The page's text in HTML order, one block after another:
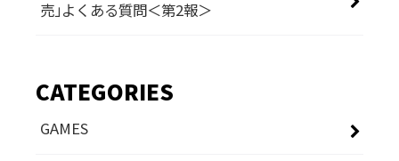
売」よくある質問＜第2報＞
CATEGORIES
GAMES